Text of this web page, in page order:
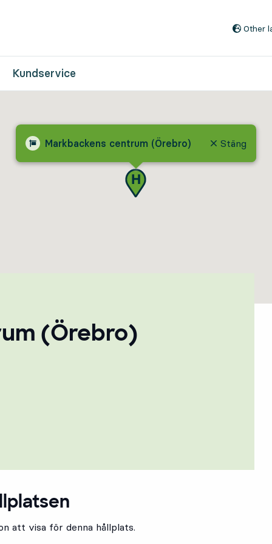
Other
Kundservice
Markbackens centrum (Örebro) Stäng
(Örebro)
att visa för denna hållplats.